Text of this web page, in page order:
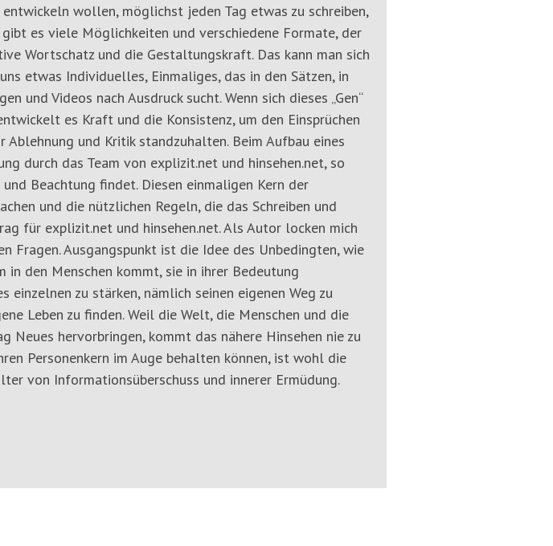
entwickeln wollen, möglichst jeden Tag etwas zu schreiben,
es viele Möglichkeiten und verschiedene Formate, der
Wortschatz und die Gestaltungskraft. Das kann man sich
etwas Individuelles, Einmaliges, das in den Sätzen, in
und Videos nach Ausdruck sucht. Wenn sich dieses „Gen“
es Kraft und die Konsistenz, um den Einsprüchen
und Kritik standzuhalten. Beim Aufbau eines
durch das Team von explizit.net und hinsehen.net, so
Beachtung findet. Diesen einmaligen Kern der
und die nützlichen Regeln, die das Schreiben und
für explizit.net und hinsehen.net. Als Autor locken mich
Fragen. Ausgangspunkt ist die Idee des Unbedingten, wie
den Menschen kommt, sie in ihrer Bedeutung
zu stärken, nämlich seinen eigenen Weg zu
Leben zu finden. Weil die Welt, die Menschen und die
Neues hervorbringen, kommt das nähere Hinsehen nie zu
Personenkern im Auge behalten können, ist wohl die
von Informationsüberschuss und innerer Ermüdung.